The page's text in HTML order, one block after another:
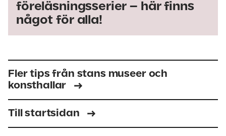
föreläsningsserier – här finns
något för alla!
Fler tips från stans museer och
konsthallar
Till startsidan